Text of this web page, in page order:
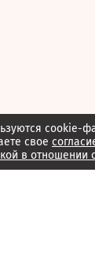
cookie-
свое
в отношении